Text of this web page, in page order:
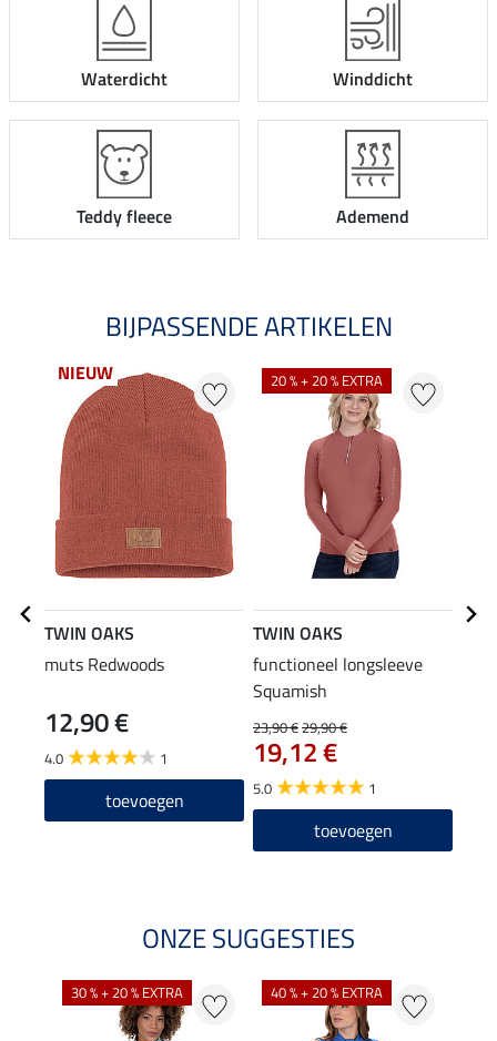
Waterdicht Winddicht
Teddy fleece Ademend
BIJPASSENDE ARTIKELEN
NIEUW
TWIN OAKS
muts Redwoods
12,90 €
4.0 1
toevoegen
20 % + 20 % EXTRA
TWIN OAKS
functioneel longsleeve
Squamish
23,90 €29,90 €
19,12 €
5.0 1
toevoegen
ONZE SUGGESTIES
30 % + 20 % EXTRA 40 % + 20 % EXTRA